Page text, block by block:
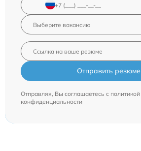
Отправить резюме
Отправляя, Вы соглашаетесь с политикой
конфиденциальности